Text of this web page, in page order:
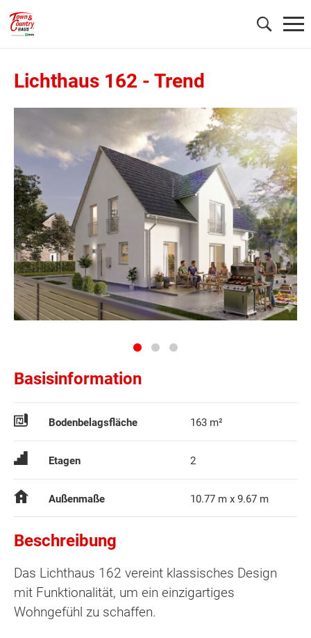
Lichthaus 162 - Trend
Basisinformation
Bodenbelagsfläche 163 m²
Etagen 2
Außenmaße 10.77 m x 9.67 m
Beschreibung
Das Lichthaus 162 vereint klassisches Design
mit Funktionalität, um ein einzigartiges
Wohngefühl zu schaffen.
Wonach möchten Sie suchen?